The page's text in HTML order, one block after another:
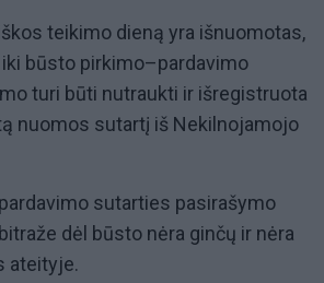
teikimo dieną yra išnuomotas,
būsto pirkimo–pardavimo
turi būti nutraukti ir išregistruota
nuomos sutartį iš Nekilnojamojo
sutarties pasirašymo
dėl būsto nėra ginčų ir nėra
ateityje.